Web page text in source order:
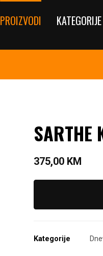
PROIZVODI KATEGORIJE
SARTHE
375,00 KM
Kategorije